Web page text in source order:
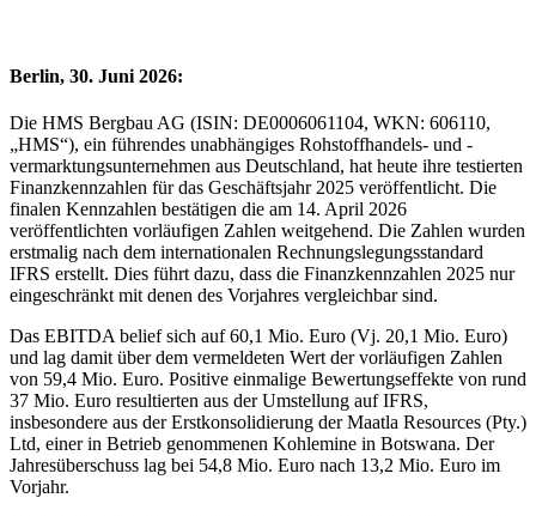
Berlin, 30. Juni 2026:
Die HMS Bergbau AG (ISIN: DE0006061104, WKN: 606110,
„HMS“), ein führendes unabhängiges Rohstoffhandels- und -
vermarktungsunternehmen aus Deutschland, hat heute ihre testierten
Finanzkennzahlen für das Geschäftsjahr 2025 veröffentlicht. Die
finalen Kennzahlen bestätigen die am 14. April 2026
veröffentlichten vorläufigen Zahlen weitgehend. Die Zahlen wurden
erstmalig nach dem internationalen Rechnungslegungsstandard
IFRS erstellt. Dies führt dazu, dass die Finanzkennzahlen 2025 nur
eingeschränkt mit denen des Vorjahres vergleichbar sind.
Das EBITDA belief sich auf 60,1 Mio. Euro (Vj. 20,1 Mio. Euro)
und lag damit über dem vermeldeten Wert der vorläufigen Zahlen
von 59,4 Mio. Euro. Positive einmalige Bewertungseffekte von rund
37 Mio. Euro resultierten aus der Umstellung auf IFRS,
insbesondere aus der Erstkonsolidierung der Maatla Resources (Pty.)
Ltd, einer in Betrieb genommenen Kohlemine in Botswana. Der
Jahresüberschuss lag bei 54,8 Mio. Euro nach 13,2 Mio. Euro im
Vorjahr.